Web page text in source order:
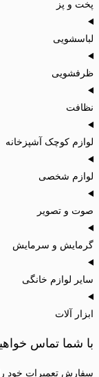
پخت و پز
لباسشویی
ظرفشویی
نظافت
لوازم کوچک آشپزخانه
لوازم شخصی
صوت و تصویر
گرمایش و سرمایش
سایر لوازم خانگی
ابزار آلات
با شما تماس
سفارش تعمیرات خود